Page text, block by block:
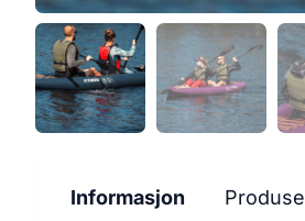
Informasjon